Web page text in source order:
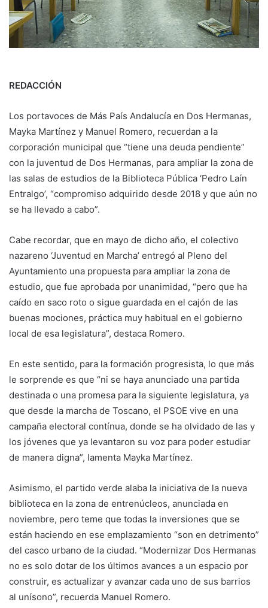
REDACCIÓN
Los portavoces de Más País Andalucía en Dos Hermanas,
Mayka Martínez y Manuel Romero, recuerdan a la
corporación municipal que “tiene una deuda pendiente”
con la juventud de Dos Hermanas, para ampliar la zona de
las salas de estudios de la Biblioteca Pública ‘Pedro Laín
Entralgo’, “compromiso adquirido desde 2018 y que aún no
se ha llevado a cabo”.
Cabe recordar, que en mayo de dicho año, el colectivo
nazareno ‘Juventud en Marcha’ entregó al Pleno del
Ayuntamiento una propuesta para ampliar la zona de
estudio, que fue aprobada por unanimidad, “pero que ha
caído en saco roto o sigue guardada en el cajón de las
buenas mociones, práctica muy habitual en el gobierno
local de esa legislatura”, destaca Romero.
En este sentido, para la formación progresista, lo que más
le sorprende es que “ni se haya anunciado una partida
destinada o una promesa para la siguiente legislatura, ya
que desde la marcha de Toscano, el PSOE vive en una
campaña electoral contínua, donde se ha olvidado de las y
los jóvenes que ya levantaron su voz para poder estudiar
de manera digna”, lamenta Mayka Martínez.
Asimismo, el partido verde alaba la iniciativa de la nueva
biblioteca en la zona de entrenúcleos, anunciada en
noviembre, pero teme que todas la inversiones que se
están haciendo en ese emplazamiento “son en detrimento”
del casco urbano de la ciudad. “Modernizar Dos Hermanas
no es solo dotar de los últimos avances a un espacio por
construir, es actualizar y avanzar cada uno de sus barrios
al unísono”, recuerda Manuel Romero.